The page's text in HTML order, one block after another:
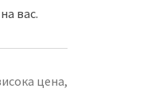
вас.
цена,